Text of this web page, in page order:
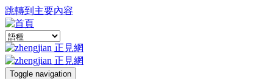
跳轉到主要內容
Toggle navigation